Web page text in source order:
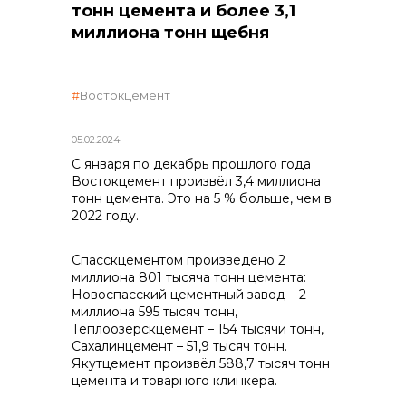
общая информация
реализация неликвидов
контакты отдела закупок
Контакты
+7 (423) 234 50 50
тонн цемента и более 3,1
миллиона тонн щебня
05.02.2024
Востокцемент
С января по декабрь прошлого года
Востокцемент произвёл 3,4 миллиона
тонн цемента. Это на 5 % больше, чем в
2022 году.
Спасскцементом произведено 2
миллиона 801 тысяча тонн цемента:
Новоспасский цементный завод – 2
миллиона 595 тысяч тонн,
Теплоозёрскцемент – 154 тысячи тонн,
Сахалинцемент – 51,9 тысяч тонн.
Якутцемент произвёл 588,7 тысяч тонн
цемента и товарного клинкера.